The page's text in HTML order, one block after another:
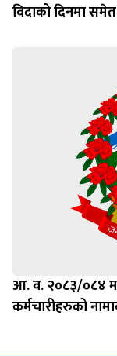
विदाको दिनमा
आ. व. २०८३/०८४
कर्मचारीहरुको